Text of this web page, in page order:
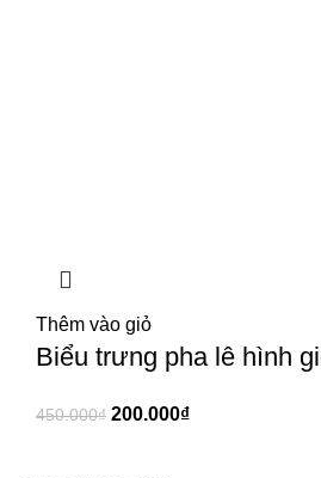
Thêm vào giỏ
Biểu trưng pha lê hình
450.000₫ 200.000₫